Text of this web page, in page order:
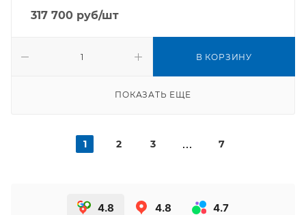
317 700 руб/шт
В КОРЗИНУ
ПОКАЗАТЬ ЕЩЕ
1 2 3 7
4.8 4.8 4.7